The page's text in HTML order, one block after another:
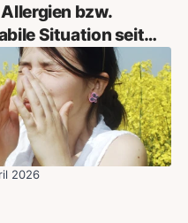
bzw.
Situation seit
2026